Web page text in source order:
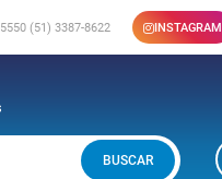
(51) 3387-8622 INSTAGRAM
BUSCAR